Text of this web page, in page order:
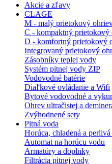
Akcie a zľavy
CLAGE
M - malý prietokový
C - kompaktný prietokový
D - komfortný prietokový
Integrovaný prietokový
Zásobníky teplej vody
Systém pitnej vody ZIP
Vodovodné batérie
Diaľkové ovládanie a Wifi
Bytové vodovodné a
Ohrev ultračistej a
Zvýhodnené sety
Pitná voda
Horúca, chladená a perlivá
Automat na horúcu vodu
Armatúry a doplnky
Filtrácia pitnej vody